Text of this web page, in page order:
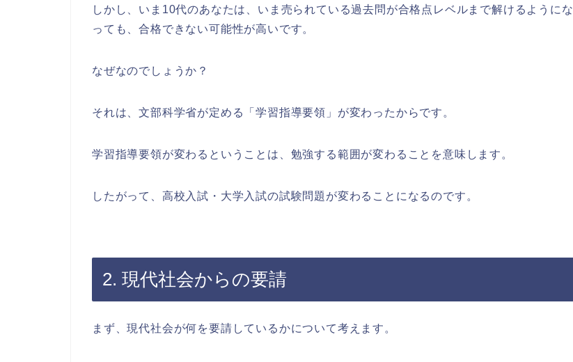
しかし、いま10代のあなたは、いま売られている過去問が合格点レベルまで解けるようにな
っても、合格できない可能性が高いです。
なぜなのでしょうか？
それは、文部科学省が定める「学習指導要領」が変わったからです。
学習指導要領が変わるということは、勉強する範囲が変わることを意味します。
したがって、高校入試・大学入試の試験問題が変わることになるのです。
2. 現代社会からの要請
まず、現代社会が何を要請しているかについて考えます。